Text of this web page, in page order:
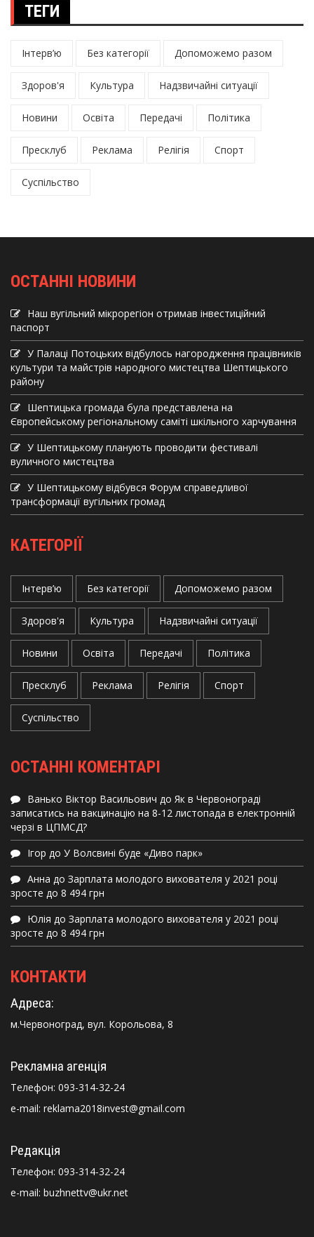
ТЕГИ
Інтерв’ю Без категорії Допоможемо разом
Здоров'я Культура Надзвичайні ситуації
Новини Освіта Передачі Політика
Пресклуб Реклама Релігія Спорт
Суспільство
ОСТАННІ НОВИНИ
Наш вугільний мікрорегіон отримав інвеcтиційний
паспорт
У Палаці Потоцьких відбулось нагородження працівників
культури та майстрів народного мистецтва Шептицького
району
Шептицька громада була представлена на
Європейському регіональному саміті шкільного харчування
У Шептицькому планують проводити фестивалі
вуличного мистецтва
У Шептицькому відбувся Форум справедливої
трансформації вугільних громад
КАТЕГОРІЇ
Інтерв’ю Без категорії Допоможемо разом
Здоров'я Культура Надзвичайні ситуації
Новини Освіта Передачі Політика
Пресклуб Реклама Релігія Спорт
Суспільство
ОСТАННІ КОМЕНТАРІ
Ванько Віктор Васильович до Як в Червонограді
записатись на вакцинацію на 8-12 листопада в електронній
черзі в ЦПМСД?
Ігор до У Волсвині буде «Диво парк»
Анна до Зарплата молодого вихователя у 2021 році
зросте до 8 494 грн
Юлія до Зарплата молодого вихователя у 2021 році
зросте до 8 494 грн
КОНТАКТИ
Адреса:
м.Червоноград, вул. Корольова, 8
Рекламна агенція
Телефон: 093-314-32-24
e-mail: reklama2018invest@gmail.com
Редакція
Телефон: 093-314-32-24
e-mail: buzhnettv@ukr.net